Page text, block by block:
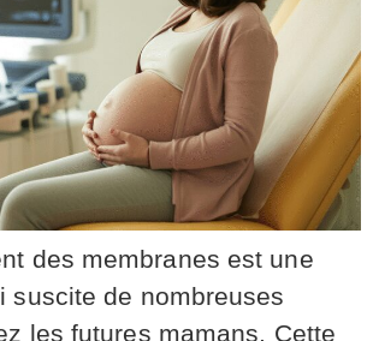
des membranes est une
suscite de nombreuses
les futures mamans. Cette